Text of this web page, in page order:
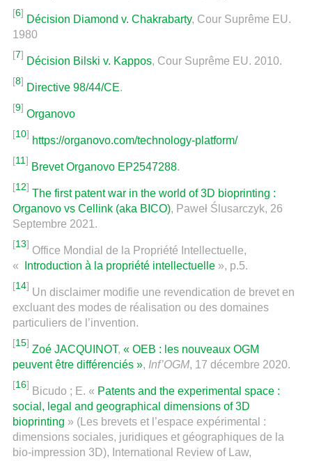
[6]
Décision Diamond v. Chakrabarty, Cour Suprême EU.
1980
[7]
Décision Bilski v. Kappos, Cour Suprême EU. 2010.
[8]
Directive 98/44/CE.
[9]
Organovo
[10]
https://organovo.com/technology-platform/
[11]
Brevet Organovo EP2547288.
[12]
The first patent war in the world of 3D bioprinting :
Organovo vs Cellink (aka BICO), Paweł Ślusarczyk, 26
Septembre 2021.
[13]
Office Mondial de la Propriété Intellectuelle,
«
Introduction à la propriété intellectuelle», p.5.
[14]
Un disclaimer modifie une revendication de brevet en
excluant des modes de réalisation ou des domaines
particuliers de l’invention.
[15]
Zoé JACQUINOT, « OEB : les nouveaux OGM
peuvent être différenciés », Inf’OGM, 17 décembre 2020.
[16]
Bicudo ; E. « Patents and the experimental space :
social, legal and geographical dimensions of 3D
bioprinting » (Les brevets et l’espace expérimental :
dimensions sociales, juridiques et géographiques de la
bio-impression 3D), International Review of Law,